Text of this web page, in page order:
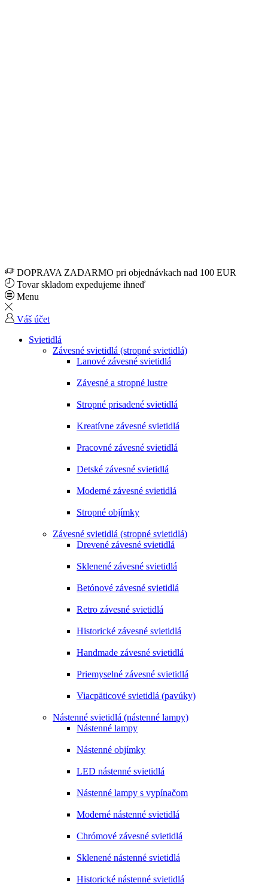
DOPRAVA ZADARMO pri objednávkach nad 100 EUR
Tovar skladom expedujeme ihneď
Menu
Váš účet
Svietidlá
Závesné svietidlá (stropné svietidlá)
Lanové závesné svietidlá
Závesné a stropné lustre
Stropné prisadené svietidlá
Kreatívne závesné svietidlá
Pracovné závesné svietidlá
Detské závesné svietidlá
Moderné závesné svietidlá
Stropné objímky
Závesné svietidlá (stropné svietidlá)
Drevené závesné svietidlá
Sklenené závesné svietidlá
Betónové závesné svietidlá
Retro závesné svietidlá
Historické závesné svietidlá
Handmade závesné svietidlá
Priemyselné závesné svietidlá
Viacpäticové svietidlá (pavúky)
Nástenné svietidlá (nástenné lampy)
Nástenné lampy
Nástenné objímky
LED nástenné svietidlá
Nástenné lampy s vypínačom
Moderné nástenné svietidlá
Chrómové závesné svietidlá
Sklenené nástenné svietidlá
Historické nástenné svietidlá